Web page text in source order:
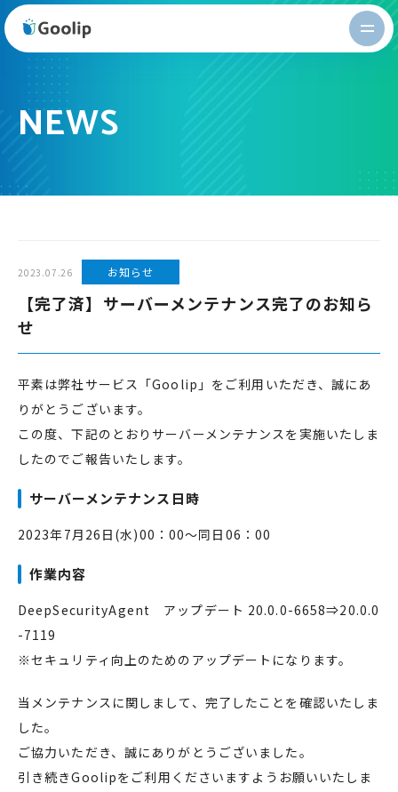
NEWS
2023.07.26 お知らせ
【完了済】サーバーメンテナンス完了のお知ら
せ
平素は弊社サービス「Goolip」をご利用いただき、誠にあ
りがとうございます。
この度、下記のとおりサーバーメンテナンスを実施いたしま
したのでご報告いたします。
サーバーメンテナンス日時
2023年7月 26 日 (水)00：00～同日06：00
作業内容
DeepSecurityAgent アップデート 20.0.0-6658⇒20.0.0
-7119
※セキュリティ向上のためのアップデートになります。
当メンテナンスに関しまして、完了したことを確認いたしま
した。
ご協力いただき、誠にありがとうございました。
引き続きGoolipをご利用くださいますようお願いいたしま